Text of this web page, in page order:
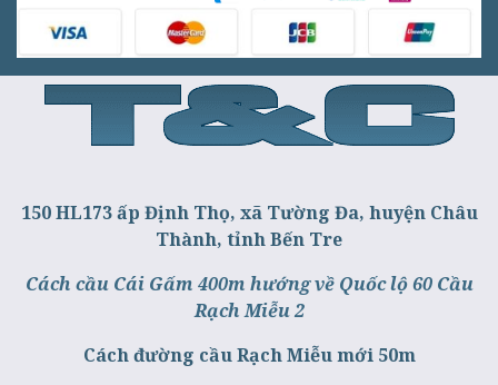
150 HL173 ấp Định Thọ, xã Tường Đa, huyện Châu
Thành, tỉnh Bến Tre
Cách cầu Cái Gấm 400m hướng về Quốc lộ 60 Cầu
Rạch Miễu 2
Cách đường cầu Rạch Miễu mới 50m